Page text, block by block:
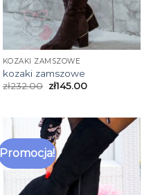
KOZAKI ZAMSZOWE
kozaki zamszowe
zł232.00 zł145.00
Promocja!